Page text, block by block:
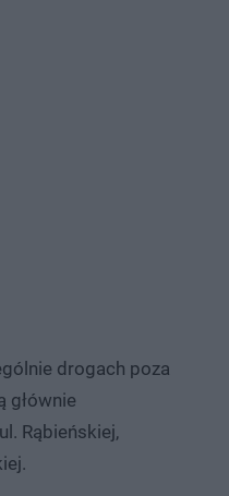
drogach poza
głównie
Rąbieńskiej,